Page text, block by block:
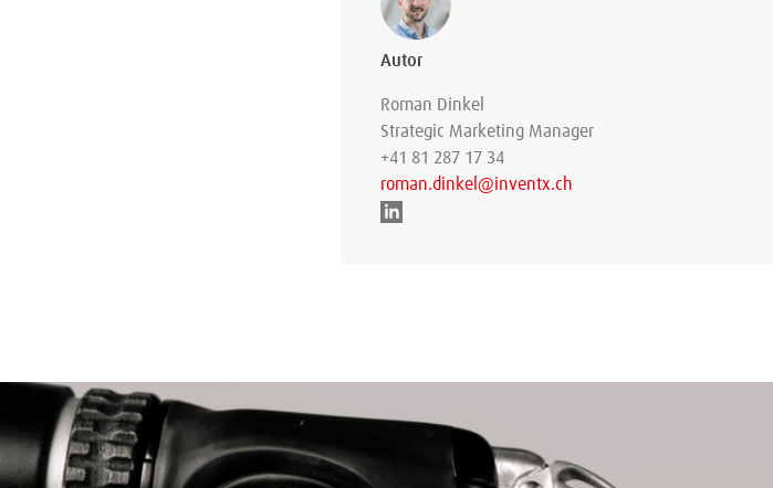
Autor
Roman Dinkel
Strategic Marketing Manager
+41 81 287 17 34
roman.dinkel@inventx.ch